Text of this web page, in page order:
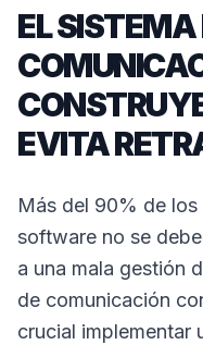
EL SISTEMA
EVITA
Más del 90% de
software no se
a una mala gestión
de comunicación
crucial implementar